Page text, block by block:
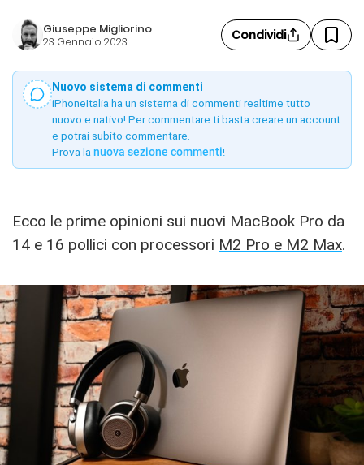
Giuseppe Migliorino
23 Gennaio 2023 Condividi
Nuovo sistema di commenti
iPhoneItalia ha un sistema di commenti realtime tutto
nuovo e nativo! Per commentare ti basta creare un account
e potrai subito commentare.
Prova la nuova sezione commenti!
Ecco le prime opinioni sui nuovi MacBook Pro da
14 e 16 pollici con processori M2 Pro e M2 Max.